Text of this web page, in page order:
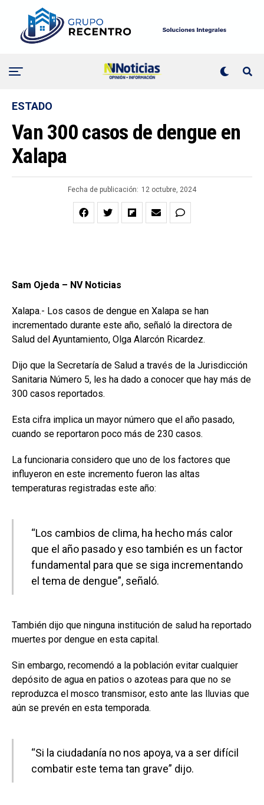
ESTADO
Van 300 casos de dengue en
Xalapa
Fecha de publicación: 12 octubre, 2024
Sam Ojeda – NV Noticias
Xalapa.- Los casos de dengue en Xalapa se han
incrementado durante este año, señaló la directora de
Salud del Ayuntamiento, Olga Alarcón Ricardez.
Dijo que la Secretaría de Salud a través de la Jurisdicción
Sanitaria Número 5, les ha dado a conocer que hay más de
300 casos reportados.
Esta cifra implica un mayor número que el año pasado,
cuando se reportaron poco más de 230 casos.
La funcionaria considero que uno de los factores que
influyeron en este incremento fueron las altas
temperaturas registradas este año:
“Los cambios de clima, ha hecho más calor
que el año pasado y eso también es un factor
fundamental para que se siga incrementando
el tema de dengue”, señaló.
También dijo que ninguna institución de salud ha reportado
muertes por dengue en esta capital.
Sin embargo, recomendó a la población evitar cualquier
depósito de agua en patios o azoteas para que no se
reproduzca el mosco transmisor, esto ante las lluvias que
aún se prevén en esta temporada.
“Si la ciudadanía no nos apoya, va a ser difícil
combatir este tema tan grave” dijo.